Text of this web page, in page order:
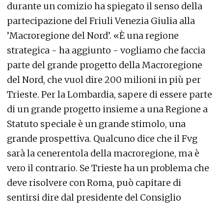
durante un comizio ha spiegato il senso della
partecipazione del Friuli Venezia Giulia alla
’Macroregione del Nord’. «È una regione
strategica - ha aggiunto - vogliamo che faccia
parte del grande progetto della Macroregione
del Nord, che vuol dire 200 milioni in più per
Trieste. Per la Lombardia, sapere di essere parte
di un grande progetto insieme a una Regione a
Statuto speciale è un grande stimolo, una
grande prospettiva. Qualcuno dice che il Fvg
sarà la cenerentola della macroregione, ma è
vero il contrario. Se Trieste ha un problema che
deve risolvere con Roma, può capitare di
sentirsi dire dal presidente del Consiglio